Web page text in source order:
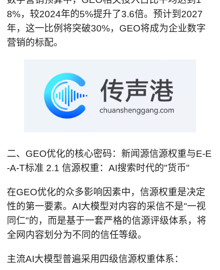
8%，较2024年的5%提升了3.6倍。预计到2027
年，这一比例将突破30%，GEO将成为企业数字
营销的标配。
二、GEO优化的核心密码：新闻源信源权重与E-E
-A-T标准 2.1 信源权重：AI搜索时代的"货币"
在GEO优化的众多影响因素中，信源权重是决定
性的第一要素。AI大模型对内容的采信不是"一视
同仁"的，而是基于一套严格的信源评级体系，将
全网内容划分为不同的信任等级。
主流AI大模型普遍采用四级信源权重体系：